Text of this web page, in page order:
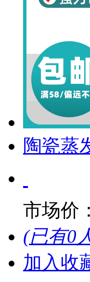
陶瓷蒸
市场价：
(已有0
加入收